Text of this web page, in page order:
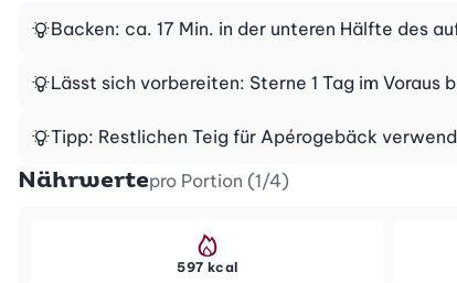
Backen: ca. 17 Min. in der unteren Hälfte des
Lässt sich vorbereiten: Sterne 1 Tag im Voraus
Tipp: Restlichen Teig für Apérogebäck
Nährwertepro Portion (1/4)
597 kcal